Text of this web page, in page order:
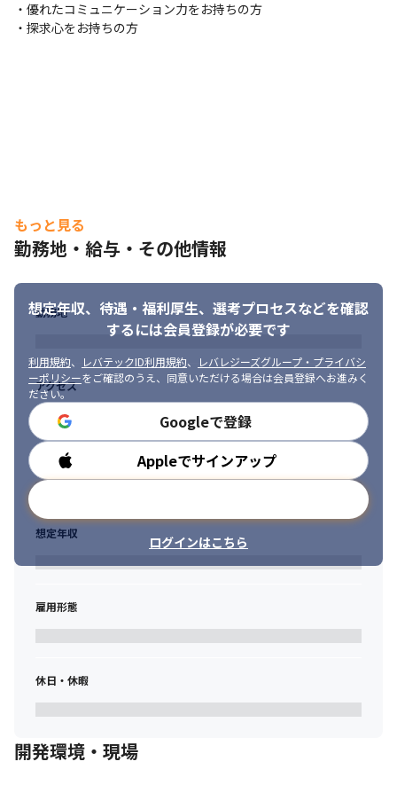
教育面に力を入れており、ユニークな制度もあります。
・優れたコミュニケーション力をお持ちの方
・探求心をお持ちの方
もっと見る
勤務地・給与・その他情報
想定年収、待遇・福利厚生、 選考プロセスなどを確認
するには会員登録が必要です
利用規約、 レバテックID利用規約、
レバレジーズグループ・プライバシ
ーポリシーをご確認のうえ、同意いただける場合は会員登録へお進みく
ださい。
Googleで登録
Appleでサインアップ
ログインはこちら
勤務地
アクセス
勤務時間
想定年収
雇用形態
休日・休暇
開発環境・現場